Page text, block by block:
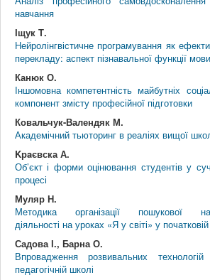
навчання
Іщук Т.
Нейролінгвістичне програмування як
перекладу: аспект пізнавальної функції мови
Канюк О.
Іншомовна компетентність майбутніх
компонент змісту професійної підготовки
Ковальчук-Валендяк М.
Академічний тьюторинг в реаліях вищої
Kрaєвска А.
Об’єкт і форми оцінювання студентів у
процесі
Муляр Н.
Методика організації пошукової
діяльності на уроках «Я у світі» у
Садова І., Барна О.
Впровадження розвивальних
педагогічній школі